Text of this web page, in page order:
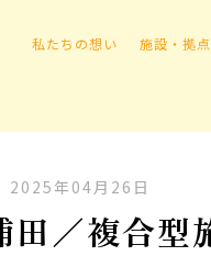
私たちの想い 施設・拠
2025年04月26日
田／複合型